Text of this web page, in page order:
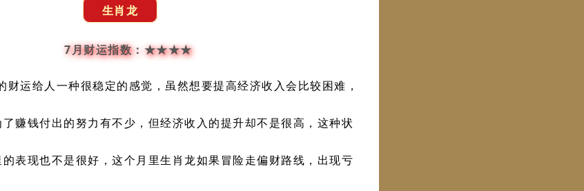
生肖龙
7月财运指数：★★★★
财运给人一种很稳定的感觉，虽然想要提高经济收入会比较困难，
赚钱付出的努力有不少，但经济收入的提升却不是很高，这种状
表现也不是很好，这个月里生肖龙如果冒险走偏财路线，出现亏